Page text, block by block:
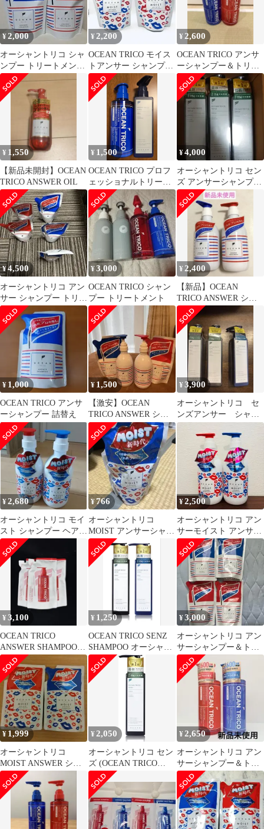
ネロリの香り
¥2,000
オーシャントリコ シャ
ンプー トリートメント
詰め替え
¥2,200
OCEAN TRICO モイス
トアンサー シャンプー
トリートメント
¥ 2,600
OCEAN TRICO アンサ
ーシャンプー＆トリー
トメントセット
¥ 1,550
【新品未開封】OCEAN
TRICO ANSWER OIL
¥ 1,500
OCEAN TRICO プロフ
ェッショナルトリート
メント & SENZ
¥4,000
オーシャントリコ セン
ズ アンサーシャンプー
330ml 3本セット
¥4,500
オーシャントリコ アン
サー シャンプー トリー
トメント 詰替セット
¥3,000
OCEAN TRICO シャン
プー トリートメント
¥ 2,400
【新品】OCEAN
TRICO ANSWER シャ
ンプー トリートメント
セット
¥ 1,000
OCEAN TRICO アンサ
ーシャンプー 詰替え
¥ 1,500
【激安】OCEAN
TRICO ANSWER シャ
ンプー トリートメント
セット
¥3,900
オーシャントリコ セ
ンズアンサー シャン
プー 2本 トリートメ
ント 1本
¥2,680
オーシャントリコ モイ
スト シャンプー ヘアト
リートメント しっとり
まとまる
¥766
オーシャントリコ
MOIST アンサーシャン
プー 詰替
¥2,500
オーシャントリコ アン
サーモイスト アンサー
シャンプー&トリート
メント セット
¥3,100
OCEAN TRICO
ANSWER SHAMPOO
詰替用 3個セット
¥ 1,250
OCEAN TRICO SENZ
SHAMPOO オーシャン
トリコ シャンプー
¥3,000
オーシャントリコ アン
サーシャンプー＆トリ
ートメント 詰替用 2
袋ずつ
¥ 1,999
オーシャントリコ
MOIST ANSWER シャ
ンプー＆トリートメン
ト 詰め替え
¥ 2,050
オーシャントリコ セン
ズ (OCEAN TRICO
SENZ) スカルプシャン
プー メンズシャンプー
330mL フケ用シャンプ
ー 頭皮ケア さわやかな
ネロリの香り
¥2,650
オーシャントリコ アン
サーシャンプー＆トリ
ートメント セット
400mL 新品